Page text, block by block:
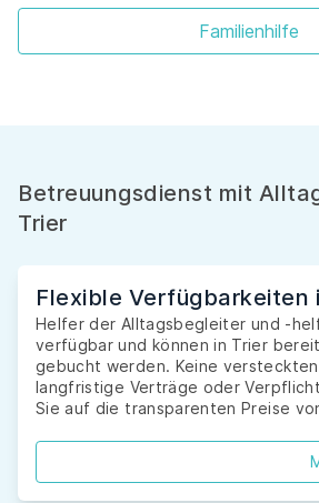
Familienhilfe
Betreuungsdienst mit
Trier
Flexible Verfügbarkeiten
Helfer der Alltagsbegleiter und -
verfügbar und können in Trier
gebucht werden. Keine versteckten
langfristige Verträge oder
Sie auf die transparenten Preise